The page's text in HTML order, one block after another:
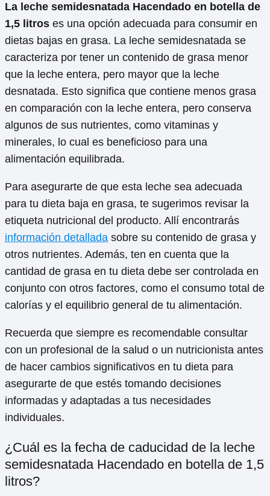
La leche semidesnatada Hacendado en botella de
1,5 litros es una opción adecuada para consumir en
dietas bajas en grasa. La leche semidesnatada se
caracteriza por tener un contenido de grasa menor
que la leche entera, pero mayor que la leche
desnatada. Esto significa que contiene menos grasa
en comparación con la leche entera, pero conserva
algunos de sus nutrientes, como vitaminas y
minerales, lo cual es beneficioso para una
alimentación equilibrada.
Para asegurarte de que esta leche sea adecuada
para tu dieta baja en grasa, te sugerimos revisar la
etiqueta nutricional del producto. Allí encontrarás
información detallada sobre su contenido de grasa y
otros nutrientes. Además, ten en cuenta que la
cantidad de grasa en tu dieta debe ser controlada en
conjunto con otros factores, como el consumo total de
calorías y el equilibrio general de tu alimentación.
Recuerda que siempre es recomendable consultar
con un profesional de la salud o un nutricionista antes
de hacer cambios significativos en tu dieta para
asegurarte de que estés tomando decisiones
informadas y adaptadas a tus necesidades
individuales.
¿Cuál es la fecha de caducidad de la leche
semidesnatada Hacendado en botella de 1,5
litros?